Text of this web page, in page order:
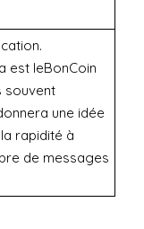
est leBonCoin
souvent
une idée
rapidité à
de messages